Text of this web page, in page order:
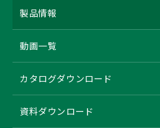
製品情報
動画一覧
カタログダウンロード
資料ダウンロード